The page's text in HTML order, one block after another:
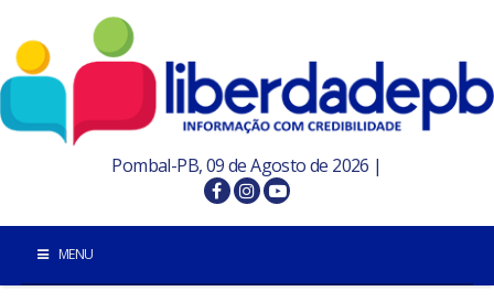
Pombal-PB, 09 de Agosto de 2026 |
MENU